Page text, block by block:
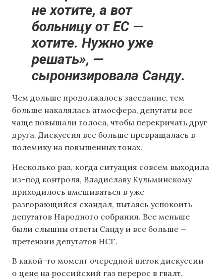
не хотите, а вот
больницу от ЕС —
хотите. Нужно уже
решать», —
сыронизировала Санду.
Чем дольше продолжалось заседание, тем
больше накалялась атмосфера, депутаты все
чаще повышали голоса, чтобы перекричать друг
друга. Дискуссия все больше превращалась в
полемику на повышенных тонах.
Несколько раз, когда ситуация совсем выходила
из-под контроля, Владиславу Кульминскому
приходилось вмешиваться в уже
разгорающийся скандал, пытаясь успокоить
депутатов Народного собрания. Все меньше
были слышны ответы Санду и все больше —
претензии депутатов НСГ.
В какой-то момент очередной виток дискуссии
о цене на российский газ перерос в гвалт.